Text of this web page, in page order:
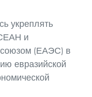
укреплять
и
союзом (ЕАЭС) в
евразийской